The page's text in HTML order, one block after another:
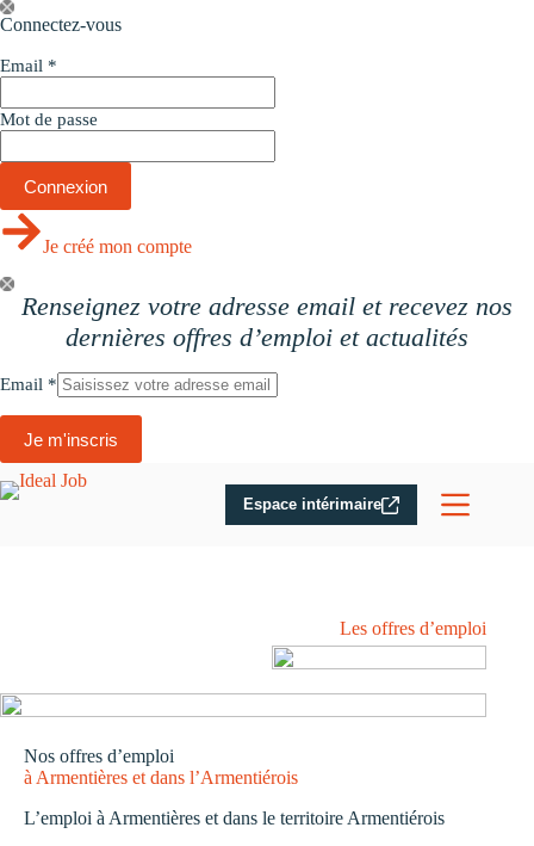
Passer
au
Connectez-vous
Email *
Mot de passe
Je créé mon compte
Renseignez votre adresse email et recevez nos
dernières offres d’emploi et actualités
Email *
Je m'inscris
Espace intérimaire
Les offres d’emploi
Nos offres d’emploi
à Armentières et dans l’Armentiérois
L’emploi à Armentières et dans le territoire Armentiérois